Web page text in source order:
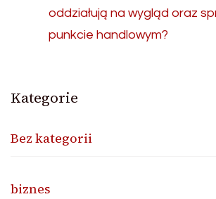
oddziałują na wygląd oraz
punkcie handlowym?
Kategorie
Bez kategorii
biznes